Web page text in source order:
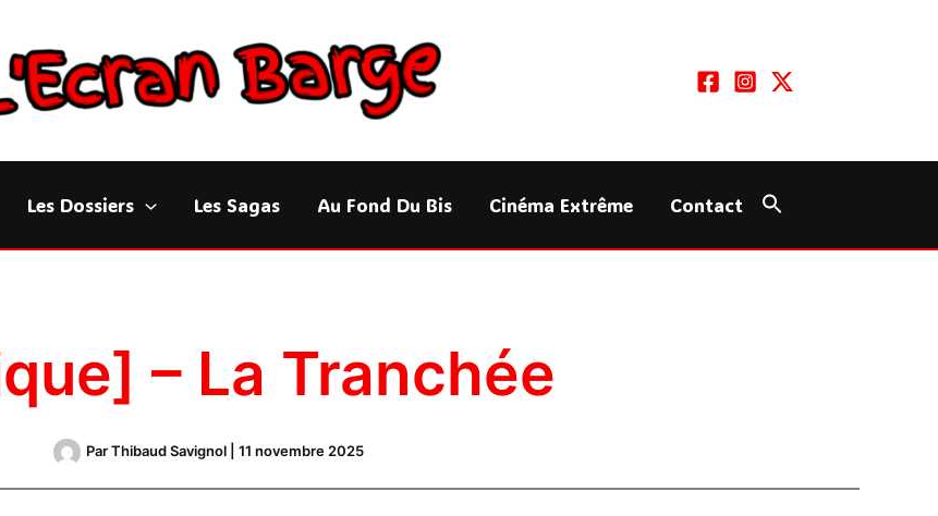
Les Dossiers Les Sagas Au Fond Du Bis Cinéma Extrême Contact
– La Tranchée
ParThibaud Savignol 11 novembre 2025